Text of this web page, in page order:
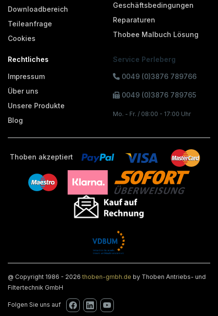
Downloadbereich
Teileanfrage
Cookies
Geschäftsbedingungen
Reparaturen
Thobee Malbuch Lösung
Rechtliches
Impressum
Über uns
Unsere Produkte
Blog
Service Perleberg
0049 (0)3876 789766
0049 (0)3876 789765
Mo. - Fr. / 08:00 - 17:00 Uhr
Thoben akzeptiert
@ Copyright 1986 - 2026thoben-gmbh.de by Thoben Antriebs- und
Filtertechnik GmbH
Folgen Sie uns auf